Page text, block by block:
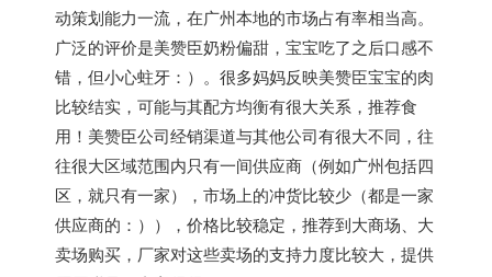
动策划能力一流，在广州本地的市场占有率相当高。
广泛的评价是美赞臣奶粉偏甜，宝宝吃了之后口感不
错，但小心蛀牙：）。很多妈妈反映美赞臣宝宝的肉
比较结实，可能与其配方均衡有很大关系，推荐食
用！美赞臣公司经销渠道与其他公司有很大不同，往
往很大区域范围内只有一间供应商（例如广州包括四
区，就只有一家），市场上的冲货比较少（都是一家
供应商的：）），价格比较稳定，推荐到大商场、大
卖场购买，厂家对这些卖场的支持力度比较大，提供